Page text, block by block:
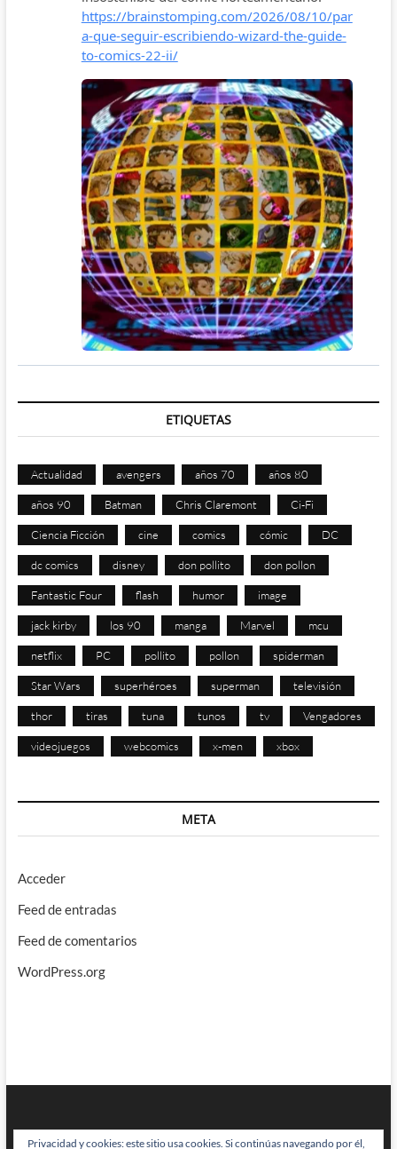
ETIQUETAS
Actualidad avengers años 70 años 80
años 90 Batman Chris Claremont Ci-Fi
Ciencia Ficción cine comics cómic DC
dc comics disney don pollito don pollon
Fantastic Four flash humor image
jack kirby los 90 manga Marvel mcu
netflix PC pollito pollon spiderman
Star Wars superhéroes superman televisión
thor tiras tuna tunos tv Vengadores
videojuegos webcomics x-men xbox
META
Acceder
Feed de entradas
Feed de comentarios
WordPress.org
Privacidad y cookies: este sitio usa cookies. Si continúas navegando por él,